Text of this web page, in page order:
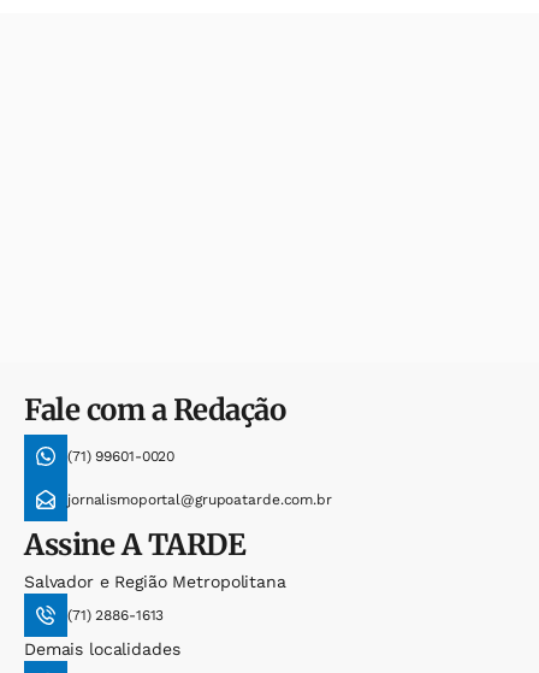
Fale com a Redação
(71) 99601-0020
jornalismoportal@grupoatarde.com.br
AssineA TARDE
Salvador e Região Metropolitana
(71) 2886-1613
Demais localidades